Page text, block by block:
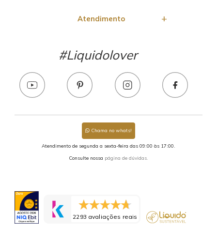
Atendimento
#Liquidolover
Chama no whats!
Atendimento de segunda a sexta-feira das 09:00 às 17:00.
Consulte nossa página de dúvidas.
2293 avaliações reais